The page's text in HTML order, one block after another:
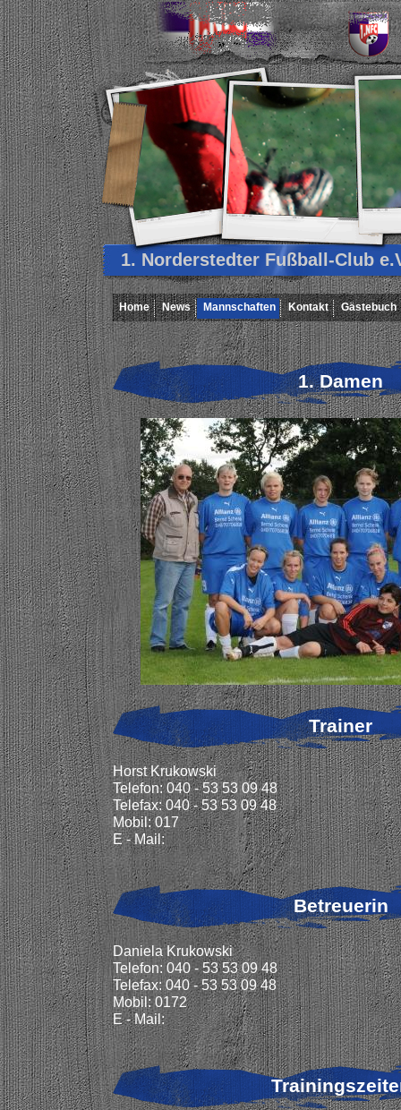
1. Norderstedter Fußball-Club
Home News Mannschaften Kontakt Gästebuch
1. Damen
Trainer
Horst Krukowski
Telefon: 040 - 53 53 09 48
Telefax: 040 - 53 53 09 48
Mobil: 017
E - Mail:
Betreuerin
Daniela Krukowski
Telefon: 040 - 53 53 09 48
Telefax: 040 - 53 53 09 48
Mobil: 0172
E - Mail: